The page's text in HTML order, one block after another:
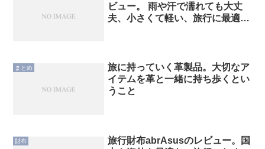
ビュー。 雨や汗で濡れても大丈
夫、小さくて軽い、旅行に最適な
まとめ
旅に持っていく革製品。大切なア
イテムを革と一緒に持ち歩くとい
うこと
財布
旅行財布abrAsusのレビュー。国